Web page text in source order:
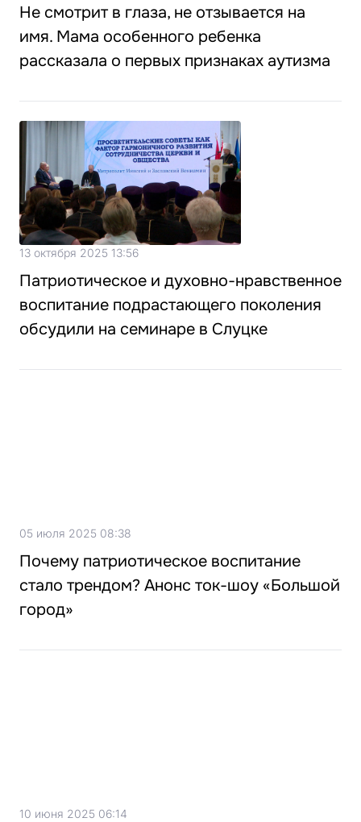
Не смотрит в глаза, не отзывается на
имя. Мама особенного ребенка
рассказала о первых признаках аутизма
13 октября 2025 13:56
Патриотическое и духовно-нравственное
воспитание подрастающего поколения
обсудили на семинаре в Слуцке
05 июля 2025 08:38
Почему патриотическое воспитание
стало трендом? Анонс ток-шоу «Большой
город»
10 июня 2025 06:14